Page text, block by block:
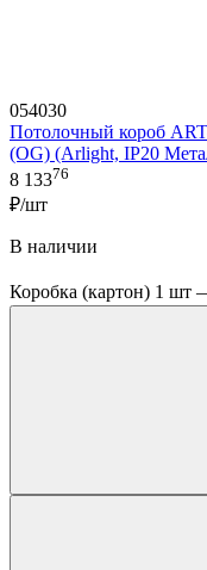
054030
Потолочный короб
(OG) (Arlight, IP20
8 13376
₽/шт
В наличии
Коробка (картон) 1 шт